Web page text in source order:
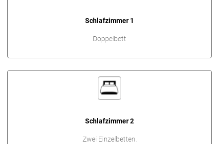
Schlafzimmer 1
Doppelbett
Schlafzimmer 2
Zwei Einzelbetten.